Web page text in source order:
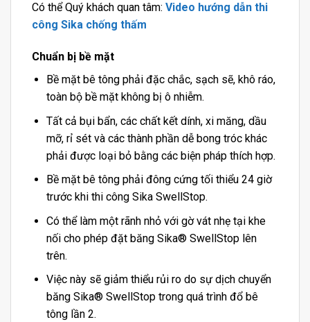
Có thể Quý khách quan tâm: Video hướng dẫn thi
công Sika chống thấm
Chuẩn bị bề mặt
Bề mặt bê tông phải đặc chắc, sạch sẽ, khô ráo,
toàn bộ bề mặt không bị ô nhiễm.
Tất cả bụi bẩn, các chất kết dính, xi măng, dầu
mỡ, rỉ sét và các thành phần dễ bong tróc khác
phải được loại bỏ bằng các biện pháp thích hợp.
Bề mặt bê tông phải đông cứng tối thiểu 24 giờ
trước khi thi công Sika SwellStop.
Có thể làm một rãnh nhỏ với gờ vát nhẹ tại khe
nối cho phép đặt băng Sika® SwellStop lên
trên.
Việc này sẽ giảm thiểu rủi ro do sự dịch chuyển
băng Sika® SwellStop trong quá trình đổ bê
tông lần 2.